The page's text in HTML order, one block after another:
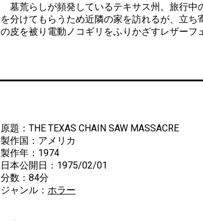
墓荒らしが頻発しているテキサス州。旅行中
を分けてもらうため近隣の家を訪れるが、立
の皮を被り電動ノコギリをふりかざすレザーフ
原題：THE TEXAS CHAIN SAW MASSACRE
製作国：アメリカ
製作年：1974
日本公開日：1975/02/01
分数：84分
ジャンル： ホラー